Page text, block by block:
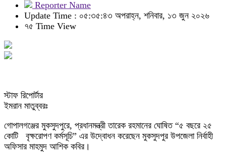
Reporter Name
Update Time : ০৫:৩৫:৪৩ অপরাহ্ন, শনিবার, ১৩ জুন ২০২৬
৭৫ Time View
স্টাফ রিপোর্টার
ইমরান মাতুব্বরঃ
গোপালগঞ্জের মুকসুদপুরে, প্রধানমন্ত্রী তারেক রহমানের ঘোষিত “৫ বছরে ২৫
কোটি বৃক্ষরোপণ কর্মসূচি” এর উদ্বোধন করেছেন মুকসুদপুর উপজেলা নির্বাহী
অফিসার মাহমুদ আশিক কবির।